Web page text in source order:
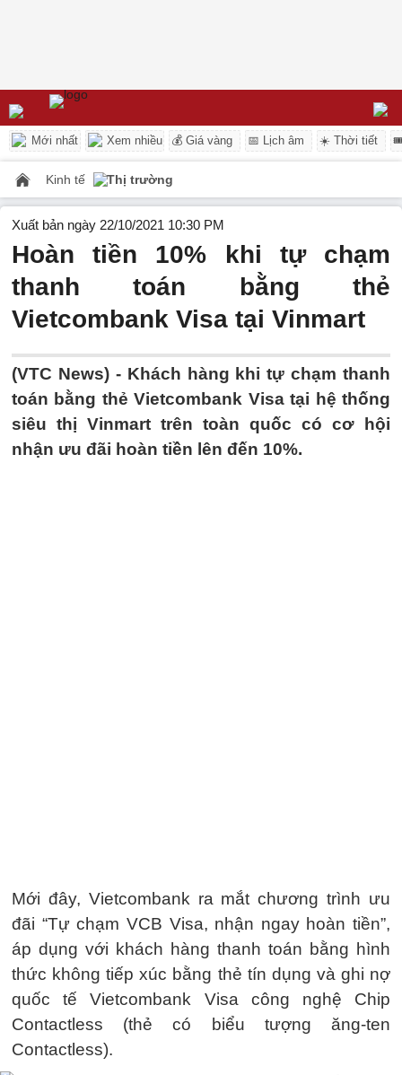
Mới nhất Xem nhiều 💰 Giá vàng 📅 Lịch âm ☀️ Thời tiết
Kinh tế Thị trường
Xuất bản ngày 22/10/2021 10:30 PM
Hoàn tiền 10% khi tự chạm
thanh toán bằng thẻ
Vietcombank Visa tại Vinmart
(VTC News) - Khách hàng khi tự chạm thanh
toán bằng thẻ Vietcombank Visa tại hệ thống
siêu thị Vinmart trên toàn quốc có cơ hội
nhận ưu đãi hoàn tiền lên đến 10%.
Mới đây, Vietcombank ra mắt chương trình ưu
đãi “Tự chạm VCB Visa, nhận ngay hoàn tiền”,
áp dụng với khách hàng thanh toán bằng hình
thức không tiếp xúc bằng thẻ tín dụng và ghi nợ
quốc tế Vietcombank Visa công nghệ Chip
Contactless (thẻ có biểu tượng ăng-ten
Contactless).